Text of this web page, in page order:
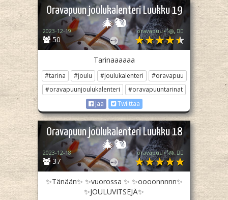
Oravapuun joulukalenteri Luukku 19
🎄🐿️
50
2023-12-19 oravapuu⋆˚꩜｡🏳️‍🌈
Tarinaaaaaa
#tarina #joulu #joulukalenteri
#oravapuu
#oravapuunjoulukalenteri
#oravapuuntarinat
Jaa
Twiittaa
Oravapuun joulukalenteri Luukku 18
🎄🐿️
37
2023-12-18 oravapuu⋆˚꩜｡🏳️‍🌈
✨Tänään✨ ✨vuorossa ✨ ✨oooonnnnn✨
✨JOULUVITSEJÄ✨